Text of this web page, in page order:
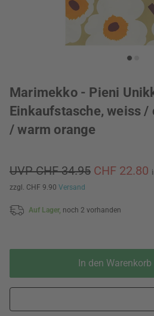
Marimekko - Pieni
Einkaufstasche, weiss /
/ warm orange
UVP CHF 34.95 CHF 22.80
zzgl. CHF 9.90 Versand
Auf Lager, noch 2 vorhanden
In den Warenkorb